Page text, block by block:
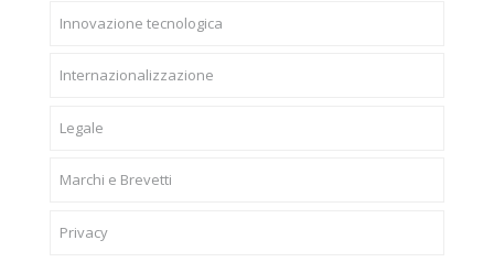
Innovazione tecnologica
Internazionalizzazione
Legale
Marchi e Brevetti
Privacy